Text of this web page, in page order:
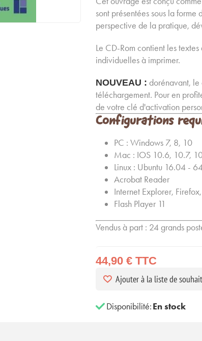
sont présentées sous la
perspective de la pratique,
Le CD-Rom contient les
individuelles à imprimer.
NOUVEAU : dorénavant, le
téléchargement. Pour en
de votre clé d'activation
Configurations
PC : Windows 7, 8, 10
Mac : IOS 10.6, 10.7,
Linux : Ubuntu 16.04 -
Acrobat Reader
Internet Explorer,
Flash Player 11
Vendus à part : 24 grands
44,90 € TTC
Ajouter à la liste de souhait
Disponibilité:En stock